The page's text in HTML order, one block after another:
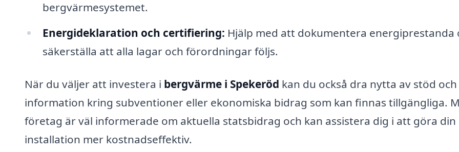
bergvärmesystemet.
Energideklaration och certifiering: Hjälp med att dokumentera energiprestanda
säkerställa att alla lagar och förordningar följs.
När du väljer att investera i bergvärme i Spekeröd kan du också dra nytta av stöd och
information kring subventioner eller ekonomiska bidrag som kan finnas tillgängliga.
företag är väl informerade om aktuella statsbidrag och kan assistera dig i att göra din
installation mer kostnadseffektiv.